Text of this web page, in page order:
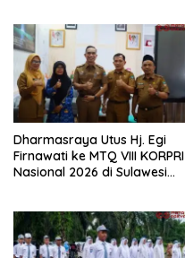
Dharmasraya Utus Hj. Egi
Firnawati ke MTQ VIII KORPRI
Nasional 2026 di Sulawesi